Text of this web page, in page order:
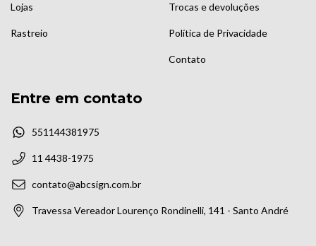
Lojas
Rastreio
Trocas e devoluções
Política de Privacidade
Contato
Entre em contato
551144381975
11 4438-1975
contato@abcsign.com.br
Travessa Vereador Lourenço Rondinelli, 141 - Santo André